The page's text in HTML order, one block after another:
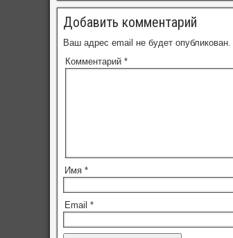
Добавить комментарий
Ваш адрес email не будет опубликован.
Комментарий *
Имя *
Email *